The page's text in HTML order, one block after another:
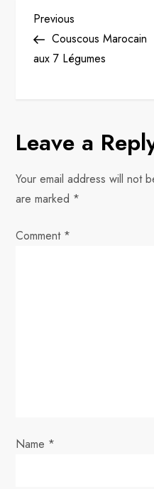
P
o
n
a
v
n
Previous
Post
Previous
Couscous Marocain
aux 7 Légumes
Leave a
Your email address will not
are marked *
Comment *
Name *